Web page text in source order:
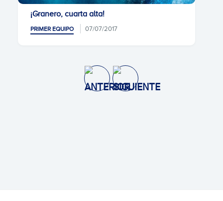
¡Granero, cuarta alta!
PRIMER EQUIPO 07/07/2017